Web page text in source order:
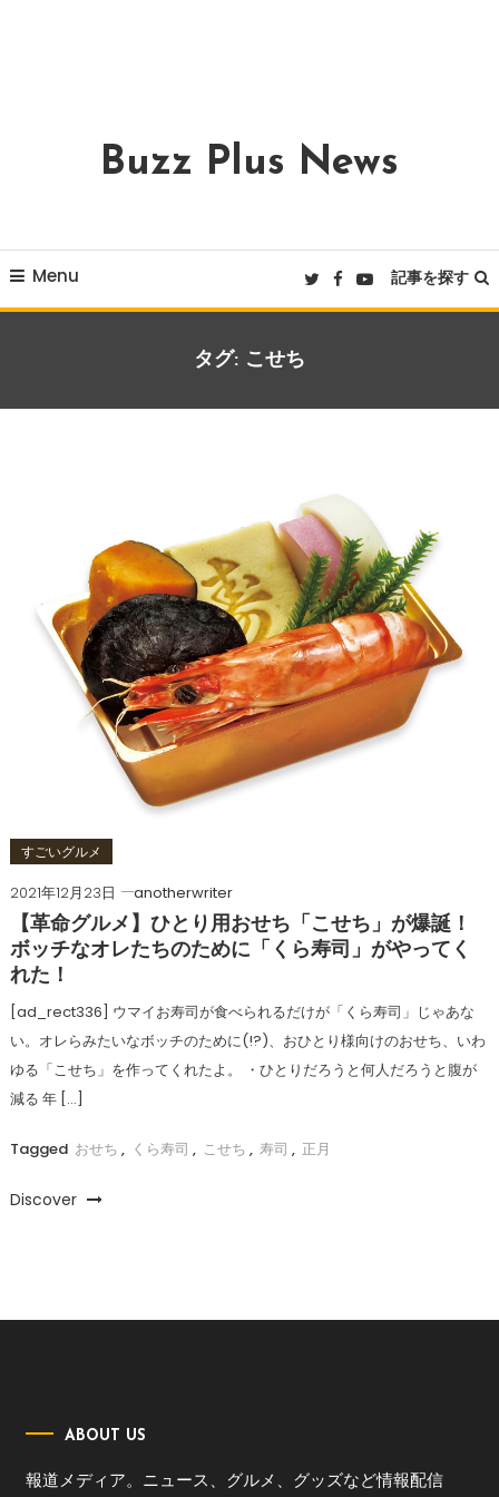
Buzz Plus News
Menu 記事を探す
タグ: こせち
すごいグルメ
2021年12月23日
anotherwriter
【革命グルメ】ひとり用おせち「こせち」が爆誕！
ボッチなオレたちのために「くら寿司」がやってく
れた！
[ad_rect336] ウマイお寿司が食べられるだけが「くら寿司」じゃあな
い。オレらみたいなボッチのために(!?)、おひとり様向けのおせち、いわ
ゆる「こせち」を作ってくれたよ。 ・ひとりだろうと何人だろうと腹が
減る 年 […]
Tagged おせち , くら寿司 , こせち , 寿司 , 正月
Discover
ABOUT US
報道メディア。ニュース、グルメ、グッズなど情報配信